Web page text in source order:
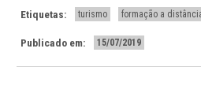
Etiquetas: turismo formação a
Publicado em: 15/07/2019